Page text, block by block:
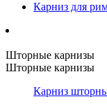
Карниз для
Шторные карнизы
Шторные карнизы
Карниз